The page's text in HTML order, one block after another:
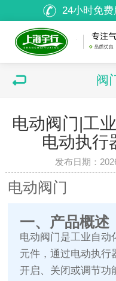
24小时免费
阀
电动阀门|工
电动执行
发布日期：
电动阀门
一、产品概述
电动阀门是工业自动
元件，通过电动执行
开启、关闭或调节功